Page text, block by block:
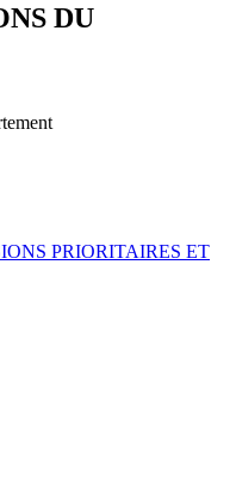
DU
PRIORITAIRES ET